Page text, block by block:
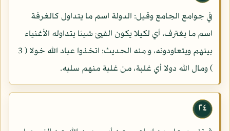
في جوامع الجامع وقيل: الدولة اسم ما يتداول كالغرفة
اسم ما يغترف، أي لكيلا يكون الفيئ شيئا يتداوله الأغنياء
بينهم ويتعاودونه، و منه الحديث: اتخذوا عباد الله خولا ( 3
) ومال الله دولا أي غلبة، من غلبة منهم سلبه.
٢٤